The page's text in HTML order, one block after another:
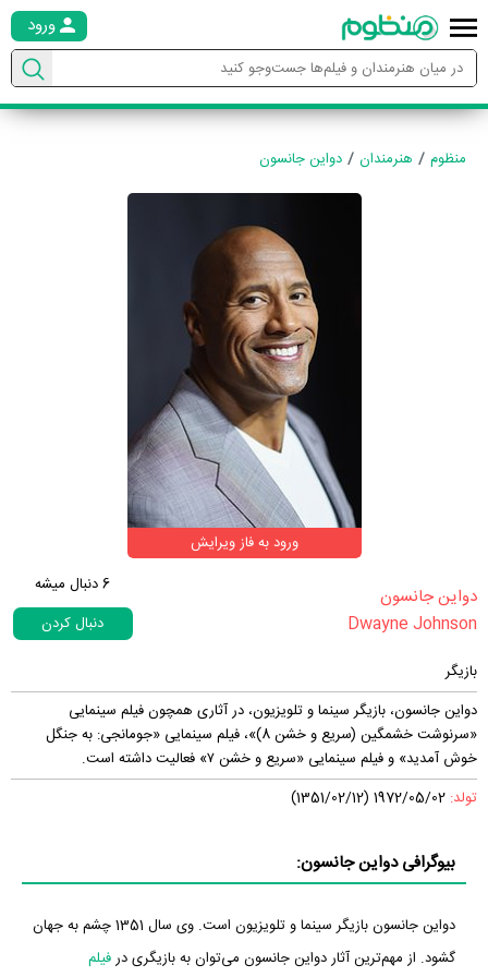
ورود
منظوم هنرمندان دواین جانسون
ورود به فاز ویرایش
‏دواین جانسون‏
Dwayne Johnson
6دنبال میشه
دنبال کردن
بازیگر
دواین جانسون، بازیگر سینما و تلویزیون، در آثاری همچون فیلم سینمایی
«سرنوشت خشمگین (سریع و خشن 8)»، فیلم سینمایی «جومانجی: به جنگل
خوش آمدید» و فیلم سینمایی «سریع و خشن ۷» فعالیت داشته است.
تولد:
بیوگرافی دواین جانسون:
دواین جانسون بازیگر سینما و تلویزیون است. وی سال 1351 چشم به جهان
گشود. از مهم‌ترین آثار دواین جانسون می‌توان به بازیگری درفیلم